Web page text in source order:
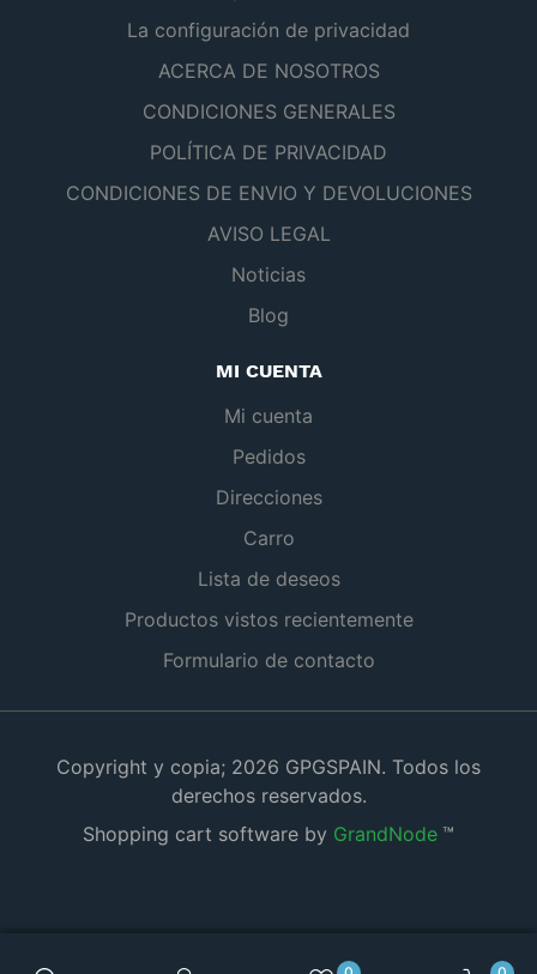
La configuración de privacidad
ACERCA DE NOSOTROS
CONDICIONES GENERALES
POLÍTICA DE PRIVACIDAD
CONDICIONES DE ENVIO Y DEVOLUCIONES
AVISO LEGAL
Noticias
Blog
MI CUENTA
Mi cuenta
Pedidos
Direcciones
Carro
Lista de deseos
Productos vistos recientemente
Formulario de contacto
Copyright y copia; 2026 GPGSPAIN. Todos los
derechos reservados.
Shopping cart software by GrandNode ™